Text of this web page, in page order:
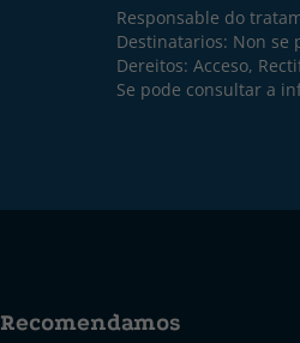
Responsable do
Destinatarios: Non se
Dereitos: Acceso,
Se pode consultar a
Recomendamos